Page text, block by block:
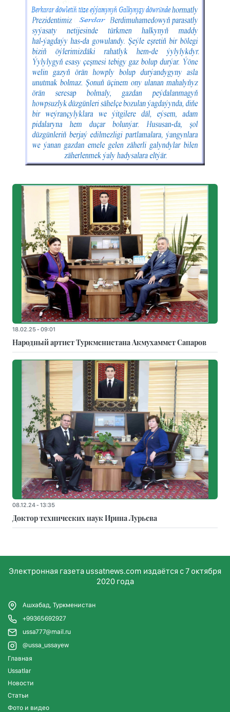
18.02.25 - 09:01
Народный артист Туркменистана Акмухаммет Сапаров
08.12.24 - 13:35
Доктор технических наук Ирина Лурьева
Электронная газета ussatnews.com издаётся с 7 октября
2020 года
Ашхабад, Туркменистан
+99365692927
ussa777@mail.ru
@ussa_ussayew
Главная
Ussatlar
Новости
Статьи
Фото и видео